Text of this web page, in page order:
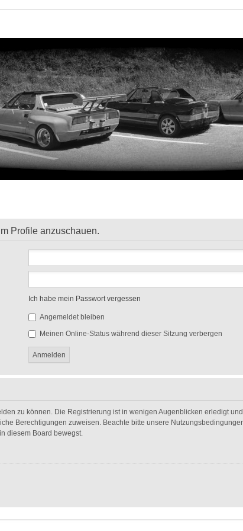
Profile anzuschauen.
Ich habe mein Passwort vergessen
Angemeldet bleiben
Meinen Online-Status während dieser Sitzung verbergen
zu können. Die Registrierung ist in wenigen Augenblicken erledigt
Berechtigungen zuweisen. Beachte bitte unsere
diesem Board bewegst.